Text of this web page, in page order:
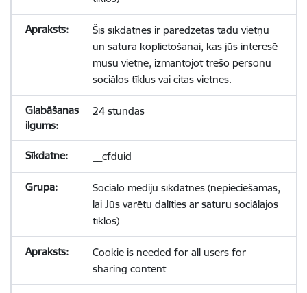
Šīs sīkdatnes ir paredzētas tādu vietņu
un satura koplietošanai, kas jūs interesē
mūsu vietnē, izmantojot trešo personu
sociālos tīklus vai citas vietnes.
24 stundas
__cfduid
Sociālo mediju sīkdatnes (nepieciešamas,
lai Jūs varētu dalīties ar saturu sociālajos
tīklos)
Cookie is needed for all users for
sharing content